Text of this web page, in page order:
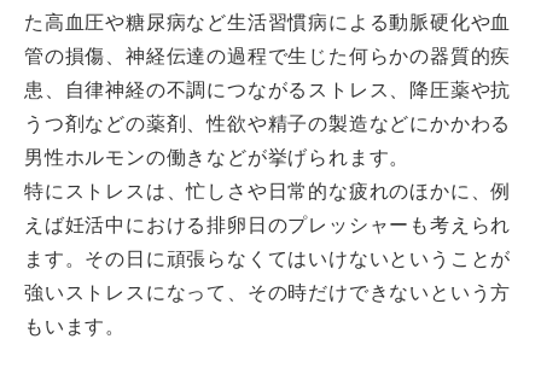
た高血圧や糖尿病など生活習慣病による動脈硬化や血
管の損傷、神経伝達の過程で生じた何らかの器質的疾
患、自律神経の不調につながるストレス、降圧薬や抗
うつ剤などの薬剤、性欲や精子の製造などにかかわる
男性ホルモンの働きなどが挙げられます。
特にストレスは、忙しさや日常的な疲れのほかに、例
えば妊活中における排卵日のプレッシャーも考えられ
ます。その日に頑張らなくてはいけないということが
強いストレスになって、その時だけできないという方
もいます。